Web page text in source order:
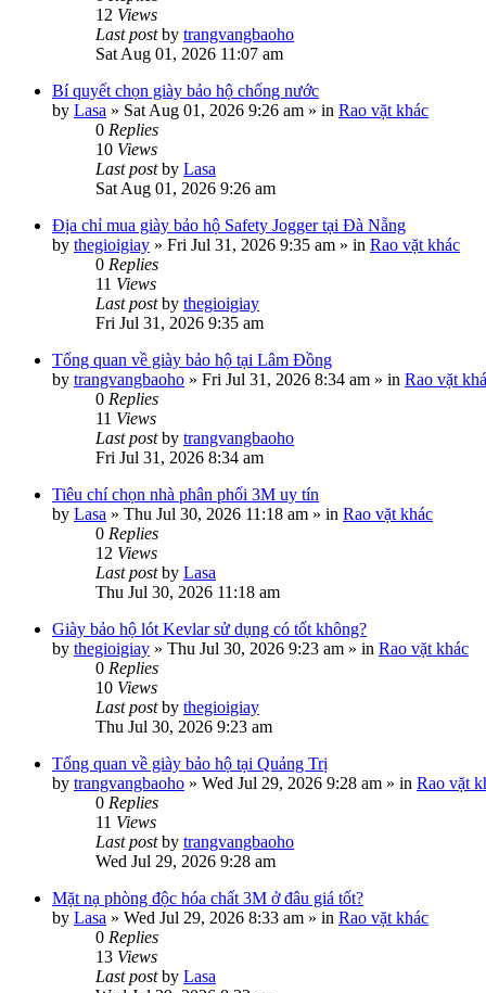
12 Views
Last postby trangvangbaoho
Sat Aug 01, 2026 11:07 am
Bí quyết chọn giày bảo hộ chống nước
by Lasa » Sat Aug 01, 2026 9:26 am » in Rao vặt khác
0 Replies
10 Views
Last postby Lasa
Sat Aug 01, 2026 9:26 am
Địa chỉ mua giày bảo hộ Safety Jogger tại Đà Nẵng
by thegioigiay » Fri Jul 31, 2026 9:35 am » in Rao vặt khác
0 Replies
11 Views
Last postby thegioigiay
Fri Jul 31, 2026 9:35 am
Tổng quan về giày bảo hộ tại Lâm Đồng
by trangvangbaoho » Fri Jul 31, 2026 8:34 am » in Rao vặt
0 Replies
11 Views
Last postby trangvangbaoho
Fri Jul 31, 2026 8:34 am
Tiêu chí chọn nhà phân phối 3M uy tín
by Lasa » Thu Jul 30, 2026 11:18 am » in Rao vặt khác
0 Replies
12 Views
Last postby Lasa
Thu Jul 30, 2026 11:18 am
Giày bảo hộ lót Kevlar sử dụng có tốt không?
by thegioigiay » Thu Jul 30, 2026 9:23 am » in Rao vặt khác
0 Replies
10 Views
Last postby thegioigiay
Thu Jul 30, 2026 9:23 am
Tổng quan về giày bảo hộ tại Quảng Trị
by trangvangbaoho » Wed Jul 29, 2026 9:28 am » in Rao vặt
0 Replies
11 Views
Last postby trangvangbaoho
Wed Jul 29, 2026 9:28 am
Mặt nạ phòng độc hóa chất 3M ở đâu giá tốt?
by Lasa » Wed Jul 29, 2026 8:33 am » in Rao vặt khác
0 Replies
13 Views
Last postby Lasa